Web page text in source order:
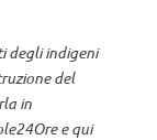
degli indigeni
del
in
e qui